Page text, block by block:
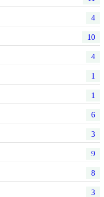
4
10
4
1
1
6
3
9
8
3